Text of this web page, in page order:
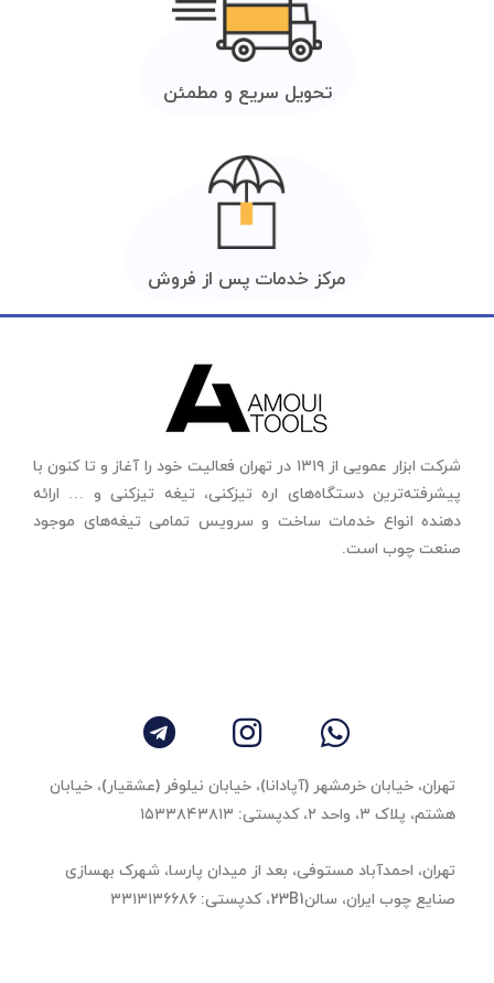
تحویل سریع و مطمئن
مرکز خدمات پس از فروش
شرکت ابزار عمویی از ۱۳۱۹ در تهران فعالیت خود را آغاز و تا کنون با
پیشرفته‌ترین دستگاه‌های اره تیزکنی، تیغه تیزکنی و … ارائه
دهنده انواع خدمات ساخت و سرویس تمامی تیغه‌های موجود
صنعت چوب است.
تهران، خیابان خرمشهر (آپادانا)، خیابان نیلوفر (عشقیار)، خیابان
هشتم، پلاک ۳، واحد ٢، کدپستی: ۱۵۳۳۸۴۳۸۱۳
تهران، احمدآباد مستوفی، بعد از میدان پارسا، شهرک بهسازی
صنایع چوب ایران، سالن23B1، کدپستی: ۳۳۱۳۱۳۶۶۸۶